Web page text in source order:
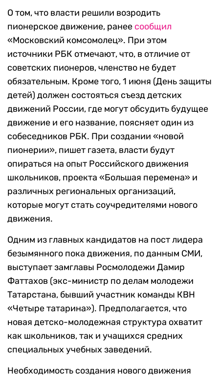
О том, что власти решили возродить
пионерское движение, ранее сообщил
«Московский комсомолец». При этом
источники РБК отмечают, что, в отличие от
советских пионеров, членство не будет
обязательным. Кроме того, 1 июня (День защиты
детей) должен состояться съезд детских
движений России, где могут обсудить будущее
движение и его название, поясняет один из
собеседников РБК. При создании «новой
пионерии», пишет газета, власти будут
опираться на опыт Российского движения
школьников, проекта «Большая перемена» и
различных региональных организаций,
которые могут стать соучредителями нового
движения.
Одним из главных кандидатов на пост лидера
безымянного пока движения, по данным СМИ,
выступает замглавы Росмолодежи Дамир
Фаттахов (экс-министр по делам молодежи
Татарстана, бывший участник команды КВН
«Четыре татарина»). Предполагается, что
новая детско-молодежная структура охватит
как школьников, так и учащихся средних
специальных учебных заведений.
Необходимость создания нового движения